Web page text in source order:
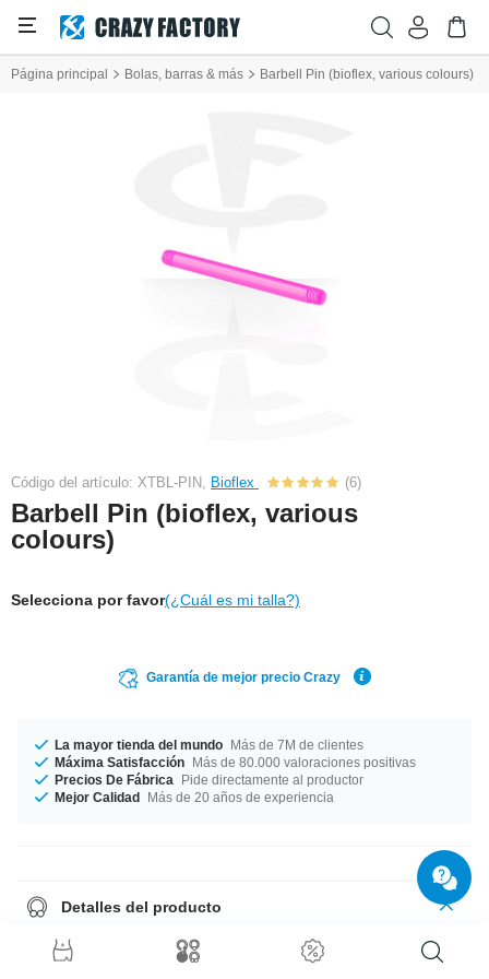
Página principal Bolas, barras & más Barbell Pin (bioflex, various colours)
Código del artículo: XTBL-PIN, Bioflex (6)
Barbell Pin (bioflex, various
colours)
Selecciona por favor(¿Cuál es mi talla?)
Garantía de mejor precio Crazy
La mayor tienda del mundo Más de 7M de clientes
Máxima Satisfacción Más de 80.000 valoraciones positivas
Precios De Fábrica
Pide directamente al productor
Mejor Calidad Más de 20 años de experiencia
Detalles del producto
En stock para ti en un diámetro de 1.6 mm. Disponible en largo 16 mm.
Disponible en diferentes colores como negro or blanco. ¡Este producto